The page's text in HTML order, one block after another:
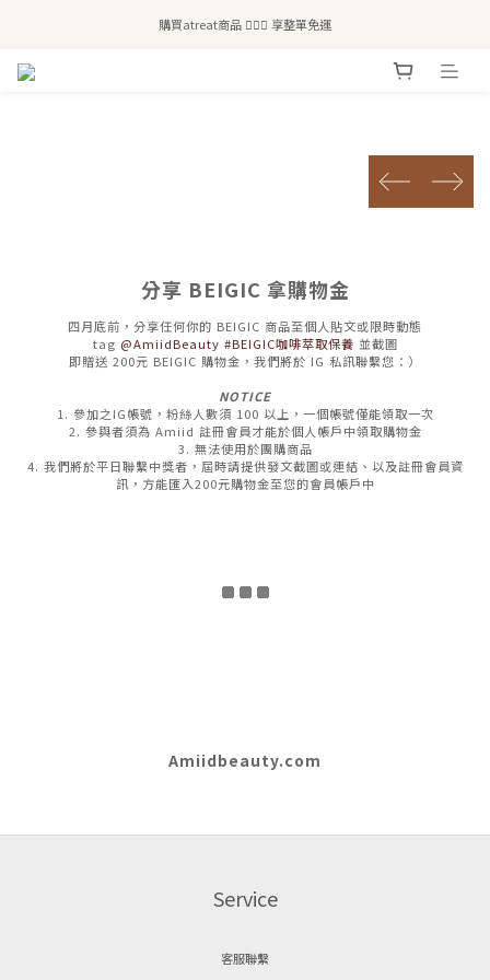
全站滿$2,500免運｜6/30前 含新品滿$1,300超取免運
購買atreat商品 💆🏻‍♀️ 享整單免運
prev next
分享 BEIGIC 拿購物金
四月底前，分享任何你的 BEIGIC 商品至個人貼文或限時動態
tag @AmiidBeauty #BEIGIC咖啡萃取保養 並截圖
即贈送 200元 BEIGIC 購物金，我們將於 IG 私訊聯繫您：）
NOTICE
1. 參加之IG帳號，粉絲人數須 100 以上，一個帳號僅能領取一次
2. 參與者須為 Amiid 註冊會員才能於個人帳戶中領取購物金
3. 無法使用於團購商品
4. 我們將於平日聯繫中獎者，屆時請提供發文截圖或連結、以及註冊會員資
訊，方能匯入200元購物金至您的會員帳戶中
Amiidbeauty.com
Service
客服聯繫